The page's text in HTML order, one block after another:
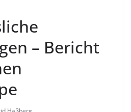
– Bericht